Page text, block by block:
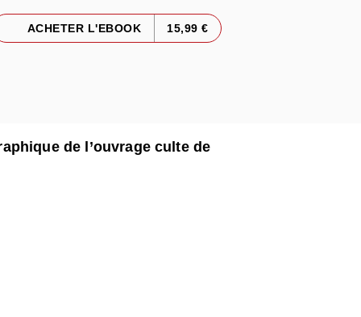
ACHETER L'EBOOK 15,99 €
de l’ouvrage culte de